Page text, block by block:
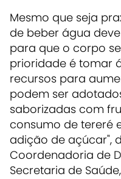
Mesmo que seja
de beber água
para que o corpo
prioridade é tomar
recursos para
podem ser
saborizadas com
consumo de tereré
adição de açúcar",
Coordenadoria de
Secretaria de